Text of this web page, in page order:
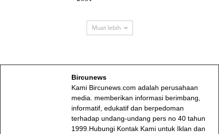
Muat lebih
Bircunews
Kami Bircunews.com adalah perusahaan
media. memberikan informasi berimbang,
informatif, edukatif dan berpedoman
terhadap undang-undang pers no 40 tahun
1999.Hubungi Kontak Kami untuk Iklan dan